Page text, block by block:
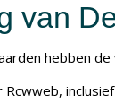
van
hebben
Rcwweb,